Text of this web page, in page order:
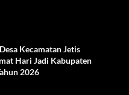
Kecamatan Jetis
Hari Jadi Kabupaten
2026